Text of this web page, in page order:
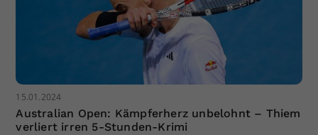
15.01.2024
Australian Open: Kämpferherz unbelohnt – Thiem
verliert irren 5-Stunden-Krimi